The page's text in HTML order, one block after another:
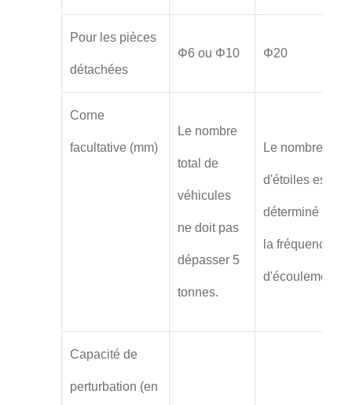
Pour les pièces
détachées
Φ6 ou Φ10 Φ20
Corne
facultative (mm)
Le nombre
total de
véhicules
ne doit pas
dépasser 5
tonnes.
Le nombre
d'étoiles est
déterminé par
la fréquence
d'écoulement.
Capacité de
perturbation (en